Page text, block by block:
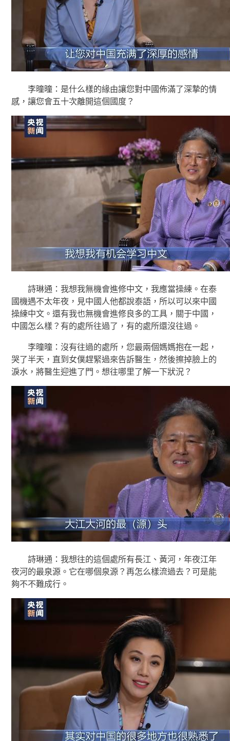
李曈曈：是什么樣的緣由讓您對中國佈滿了深摯的情
感，讓您會五十次離開這個國度？
詩琳通：我想我無機會進修中文，我應當操練。在泰
國機遇不太年夜，見中國人他都說泰語，所以可以來中國
操練中文。還有我也無機會進修良多的工具，關于中國，
中國怎么樣？有的處所往過了，有的處所還沒往過。
李曈曈：沒有往過的處所，您最兩個媽媽抱在一起，
哭了半天，直到女僕趕緊過來告訴醫生，然後擦掉臉上的
淚水，將醫生迎進了門。想往哪里了解一下狀況？
詩琳通：我想往的這個處所有長江、黃河，年夜江年
夜河的最泉源。它在哪個泉源？再怎么樣流過去？可是能
夠不不難成行。